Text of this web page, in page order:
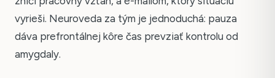
vyrieši. Neuroveda za tým je jednoduchá: pauza
dáva prefrontálnej kôre čas prevziať kontrolu od
amygdaly.